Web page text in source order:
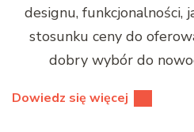
designu, funkcjonalności,
stosunku ceny do
dobry wybór do
Dowiedz się więcej